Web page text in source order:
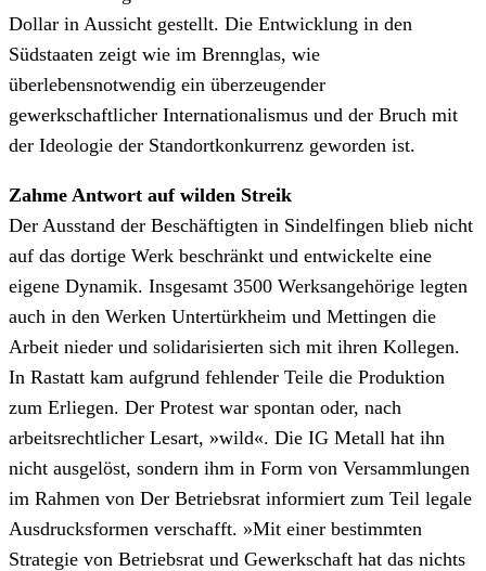
Dollar in Aussicht gestellt. Die Entwicklung in den
Südstaaten zeigt wie im Brennglas, wie
überlebensnotwendig ein überzeugender
gewerkschaftlicher Internationalismus und der Bruch mit
der Ideologie der Standortkonkurrenz geworden ist.
Zahme Antwort auf wilden Streik
Der Ausstand der Beschäftigten in Sindelfingen blieb nicht
auf das dortige Werk beschränkt und entwickelte eine
eigene Dynamik. Insgesamt 3500 Werksangehörige legten
auch in den Werken Untertürkheim und Mettingen die
Arbeit nieder und solidarisierten sich mit ihren Kollegen.
In Rastatt kam aufgrund fehlender Teile die Produktion
zum Erliegen. Der Protest war spontan oder, nach
arbeitsrechtlicher Lesart, »wild«. Die IG Metall hat ihn
nicht ausgelöst, sondern ihm in Form von Versammlungen
im Rahmen von Der Betriebsrat informiert zum Teil legale
Ausdrucksformen verschafft. »Mit einer bestimmten
Strategie von Betriebsrat und Gewerkschaft hat das nichts